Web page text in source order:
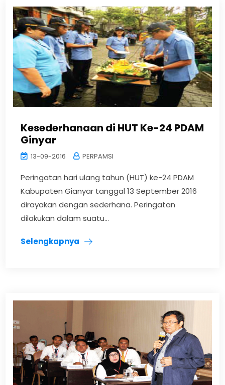
Kesederhanaan di HUT Ke-24 PDAM
Ginyar
13-09-2016 PERPAMSI
Peringatan hari ulang tahun (HUT) ke-24 PDAM
Kabupaten Gianyar tanggal 13 September 2016
dirayakan dengan sederhana. Peringatan
dilakukan dalam suatu...
Selengkapnya